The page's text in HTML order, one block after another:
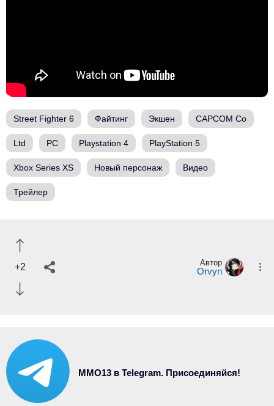
Street Fighter 6 Файтинг Экшен CAPCOM Co
Ltd PC Playstation 4 PlayStation 5
Xbox Series XS Новый персонаж Видео
Трейлер
+2 Автор
Orvyn
MMO13 в Telegram. Присоединяйся!